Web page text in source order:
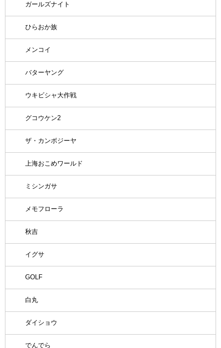
ガールズナイト
ひらおか族
メンコイ
バターヤング
ウキビシャ大作戦
グコウケン2
ザ・カンボジーヤ
上海おこめワールド
ミシンガサ
メモフローラ
秋吉
イグサ
GOLF
白丸
ダイショウ
でんでら